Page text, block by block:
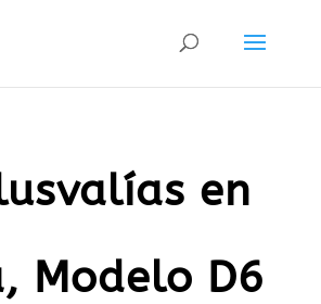
en
Modelo D6